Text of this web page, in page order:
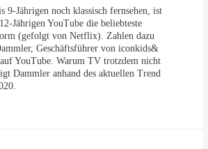
9-Jährigen noch klassisch fernsehen, ist
Jährigen YouTube die beliebteste
(gefolgt von Netflix). Zahlen dazu
Geschäftsführer von iconkids&
YouTube. Warum TV trotzdem nicht
Dammler anhand des aktuellen Trend